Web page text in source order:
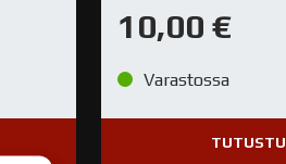
10,00 €
Varastossa
TUTUSTU